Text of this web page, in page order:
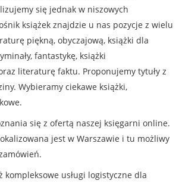
się jednak w niszowych
książek znajdzie u nas pozycje z wielu
piękną, obyczajową, książki dla
fantastykę, książki
literaturę faktu. Proponujemy tytuły z
Wybieramy ciekawe książki,
się z ofertą naszej księgarni online.
jest w Warszawie i tu możliwy
kompleksowe usługi logistyczne dla